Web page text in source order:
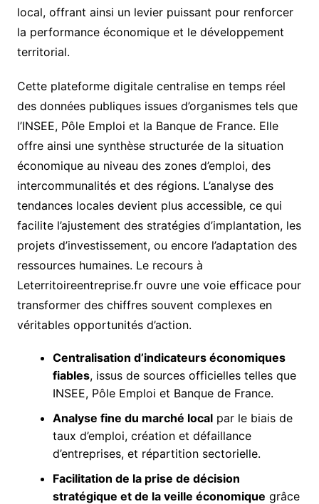
local, offrant ainsi un levier puissant pour renforcer
la performance économique et le développement
territorial.
Cette plateforme digitale centralise en temps réel
des données publiques issues d’organismes tels que
l’INSEE, Pôle Emploi et la Banque de France. Elle
offre ainsi une synthèse structurée de la situation
économique au niveau des zones d’emploi, des
intercommunalités et des régions. L’analyse des
tendances locales devient plus accessible, ce qui
facilite l’ajustement des stratégies d’implantation, les
projets d’investissement, ou encore l’adaptation des
ressources humaines. Le recours à
Leterritoireentreprise.fr ouvre une voie efficace pour
transformer des chiffres souvent complexes en
véritables opportunités d’action.
Centralisation d’indicateurs économiques
fiables, issus de sources officielles telles que
INSEE, Pôle Emploi et Banque de France.
Analyse fine du marché localpar le biais de
taux d’emploi, création et défaillance
d’entreprises, et répartition sectorielle.
Facilitation de la prise de décision
stratégique et de la veille économique grâce